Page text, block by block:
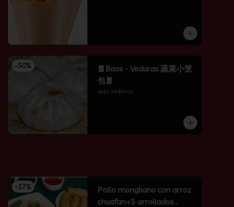
-50%
🧧Baos - Veduras 蔬菜小笼
包🧧
solo veduras
-17%
Pollo mongliano con arroz
chuafan+5 arrollados